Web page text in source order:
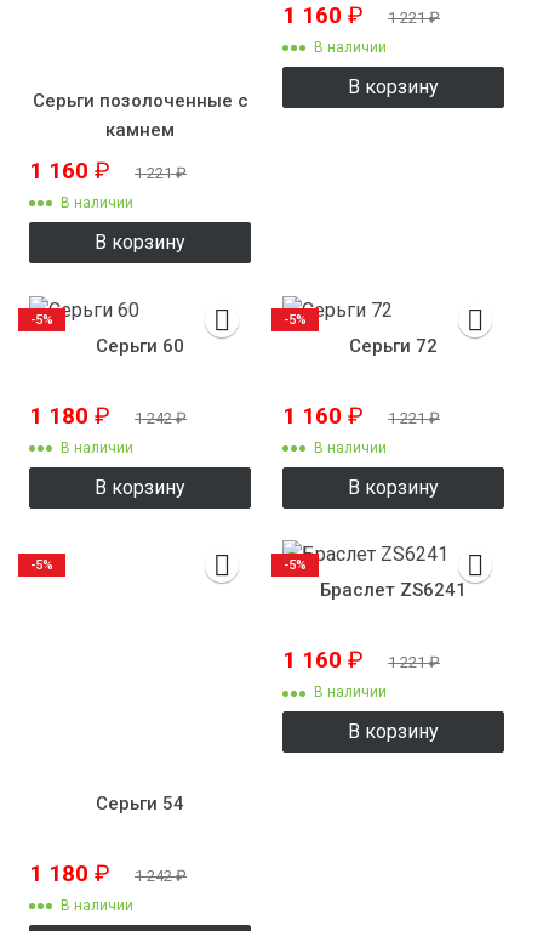
Серьги позолоченные с
камнем
1 160 ₽ 1 221₽
В наличии
В корзину
1 160 ₽ 1 221₽
В наличии
В корзину
Серьги 60
1 180 ₽ 1 242₽
В наличии
В корзину
-5%
Серьги 72
1 160 ₽ 1 221₽
В наличии
В корзину
-5%
Серьги 54
1 180 ₽ 1 242₽
В наличии
-5%
Браслет ZS6241
1 160 ₽ 1 221₽
В наличии
В корзину
-5%